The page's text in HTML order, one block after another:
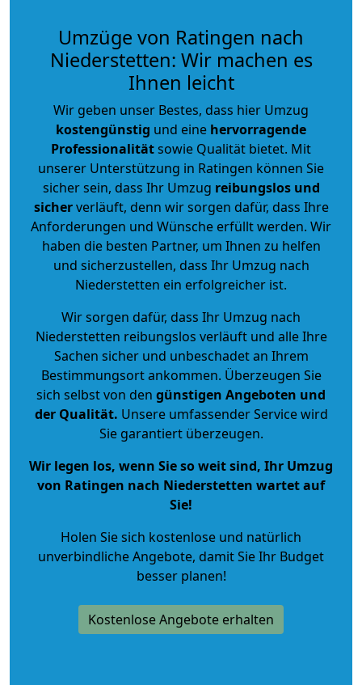
Umzüge von Ratingen nach
Niederstetten: Wir machen es
Ihnen leicht
Wir geben unser Bestes, dass hier Umzug
kostengünstig und eine hervorragende
Professionalitätsowie Qualität bietet. Mit
unserer Unterstützung in Ratingen können Sie
sicher sein, dass Ihr Umzug reibungslos und
sicherverläuft, denn wir sorgen dafür, dass Ihre
Anforderungen und Wünsche erfüllt werden. Wir
haben die besten Partner, um Ihnen zu helfen
und sicherzustellen, dass Ihr Umzug nach
Niederstetten ein erfolgreicher ist.
Wir sorgen dafür, dass Ihr Umzug nach
Niederstetten reibungslos verläuft und alle Ihre
Sachen sicher und unbeschadet an Ihrem
Bestimmungsort ankommen. Überzeugen Sie
sich selbst von den günstigen Angeboten und
der Qualität. Unsere umfassender Service wird
Sie garantiert überzeugen.
Wir legen los, wenn Sie so weit sind, Ihr Umzug
von Ratingen nach Niederstetten wartet auf
Sie!
Holen Sie sich kostenlose und natürlich
unverbindliche Angebote, damit Sie Ihr Budget
besser planen!
Kostenlose Angebote erhalten